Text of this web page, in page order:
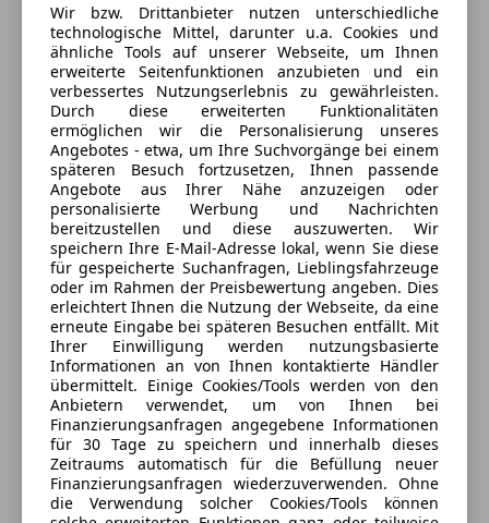
Anbieter auf AutoScout24 seit 2013
Service
Geschlossen
Öffnet um 7:30 Mo.
Hallerstraße 233 ,
6020 Innsbruck, AT
Kontakt
Verkauf Auto Bacher
Anbieter kontaktieren
Deine Nachricht
Wir bzw. Drittanbieter nutzen unterschiedliche
technologische Mittel, darunter u.a. Cookies und
ähnliche Tools auf unserer Webseite, um Ihnen
erweiterte Seitenfunktionen anzubieten und ein
verbessertes Nutzungserlebnis zu gewährleisten.
Durch diese erweiterten Funktionalitäten
ermöglichen wir die Personalisierung unseres
Angebotes - etwa, um Ihre Suchvorgänge bei einem
späteren Besuch fortzusetzen, Ihnen passende
Angebote aus Ihrer Nähe anzuzeigen oder
personalisierte Werbung und Nachrichten
bereitzustellen und diese auszuwerten. Wir
speichern Ihre E-Mail-Adresse lokal, wenn Sie diese
für gespeicherte Suchanfragen, Lieblingsfahrzeuge
oder im Rahmen der Preisbewertung angeben. Dies
erleichtert Ihnen die Nutzung der Webseite, da eine
erneute Eingabe bei späteren Besuchen entfällt. Mit
Ihrer Einwilligung werden nutzungsbasierte
Informationen an von Ihnen kontaktierte Händler
übermittelt. Einige Cookies/Tools werden von den
Anbietern verwendet, um von Ihnen bei
Finanzierungsanfragen angegebene Informationen
für 30 Tage zu speichern und innerhalb dieses
Zeitraums automatisch für die Befüllung neuer
Finanzierungsanfragen wiederzuverwenden. Ohne
die Verwendung solcher Cookies/Tools können